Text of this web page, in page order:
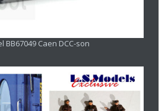
BB67049 Caen DCC-son